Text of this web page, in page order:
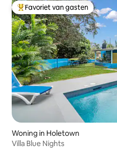
Topfavoriet van gasten
Favoriet van gasten
Woning in Holetown
Villa Blue Nights